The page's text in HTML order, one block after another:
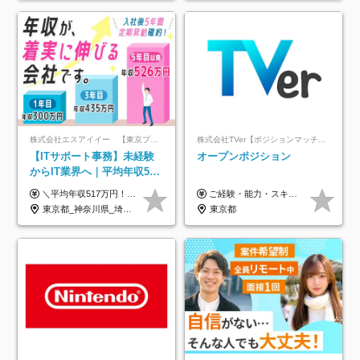
株式会社エスアイイー 【東京プロマーケット上場】
【ITサポート事務】未経験
からIT業界へ｜平均年収517
万円｜ホワイト企業認定｜
年休134日｜リモートOK
＼平均年収517万円！入社5年目まで毎年必ず昇給／ ■賞与年3回 ■年収800万円以上も可 ■入社3年以上の平均年収469.2万円 月給23万2000円以上＋賞与年3回＋各種手当 ☆入社5年目まで最大1万5000円の定期昇給を確約 ┃各種手当充実 ・規定の資格を取得すれば、2000円～5万円を毎月支給（2万4000円～60万円／年） ・研修中に取得した取得率95％の資格でも研修後の給料UP ※月給は年齢・経験・能力を考慮して、優遇いたします ※上記月給金額は固定残業代（20時間/3万1300円円以上）を含み、超過分は別途支給いたします ※試用期間（6ヶ月）は月給に変動はありますが、その他待遇に差異はありません ├入社後1ヶ月～3ヶ月間は、月給20万1900円となります └上記金額は固定残業代（10時間／1万6000円）を含み、超過分は別途支給いたします
東京都_神奈川県_埼玉県_千葉県_大阪府_愛知県_北海道_青森県_岩手県_宮城県_秋田県_山形県_福島県_茨城県_栃木県_群馬県_新潟県_山梨県_長野県_富山県_石川県_福井県_静岡県_岐阜県_三重県_兵庫県_京都府_滋賀県_奈良県_和歌山県_広島県_岡山県_鳥取県_島根県_山口県_徳島県_香川県_愛媛県_高知県_福岡県_熊本県_佐賀県_長崎県_大分県_宮崎県_鹿児島県_沖縄県
株式会社TVer【ポジションマッチ登録】
オープンポジション
ご経験・能力・スキル等により、当社基準にて優遇・相談のうえ決定いたします。
東京都